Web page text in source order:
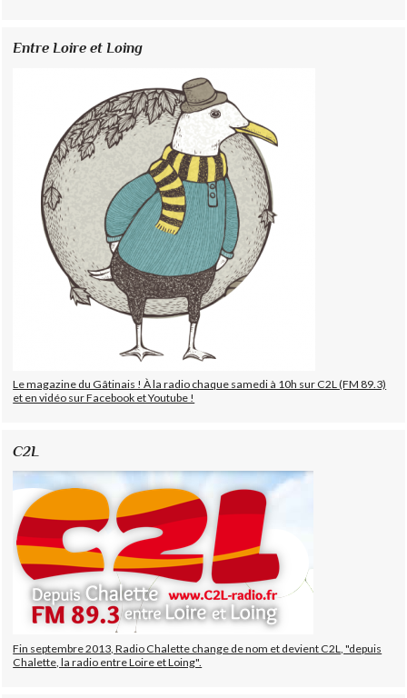
Entre Loire et Loing
Le magazine du Gâtinais ! À la radio chaque samedi à 10h sur C2L (FM 89.3)
et en vidéo sur Facebook et Youtube !
C2L
Fin septembre 2013, Radio Chalette change de nom et devient C2L, "depuis
Chalette, la radio entre Loire et Loing".